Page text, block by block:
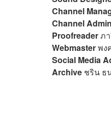
Channel
Channel Admin
Proofreaderภ
Webmasterพง
Social Media
Archive ชริน ธ